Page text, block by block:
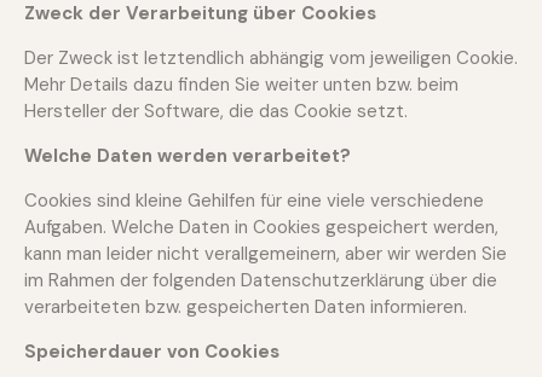
Zweck der Verarbeitung über Cookies
Der Zweck ist letztendlich abhängig vom jeweiligen Cookie.
Mehr Details dazu finden Sie weiter unten bzw. beim
Hersteller der Software, die das Cookie setzt.
Welche Daten werden verarbeitet?
Cookies sind kleine Gehilfen für eine viele verschiedene
Aufgaben. Welche Daten in Cookies gespeichert werden,
kann man leider nicht verallgemeinern, aber wir werden Sie
im Rahmen der folgenden Datenschutzerklärung über die
verarbeiteten bzw. gespeicherten Daten informieren.
Speicherdauer von Cookies